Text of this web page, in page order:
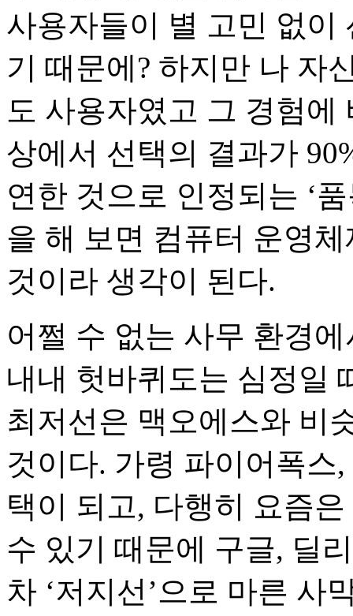
사용자들이 별 고민 없이
기 때문에? 하지만 나 자
도 사용자였고 그 경험에
상에서 선택의 결과가
연한 것으로 인정되는 ‘
을 해 보면 컴퓨터 운영
것이라 생각이 된다.
어쩔 수 없는 사무 환경
내내 헛바퀴도는 심정일
최저선은 맥오에스와 비
것이다. 가령 파이어폭스
택이 되고, 다행히 요즘
수 있기 때문에 구글, 딜
차 ‘저지선’으로 마른 사